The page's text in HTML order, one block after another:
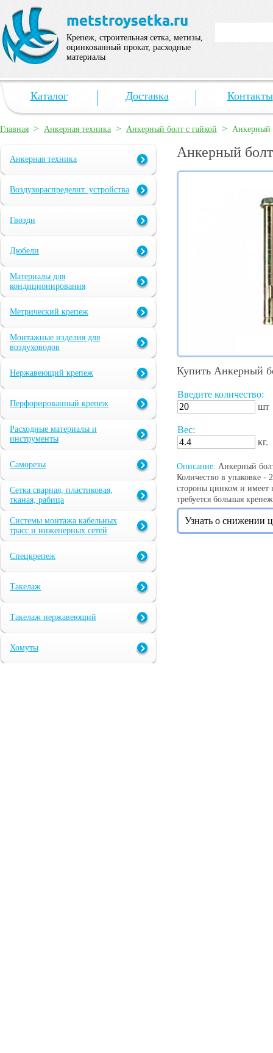
Крепеж, строительная сетка, метизы,
оцинкованный прокат, расходные
материалы
Каталог Доставка Контакты
Главная > Анкерная техника > Анкерный болт с гайкой > Анкерный
Анкерная техника
Воздухораспределит. устройства
Гвозди
Дюбели
Материалы для
кондиционирования
Метрический крепеж
Монтажные изделия для
воздуховодов
Нержавеющий крепеж
Перфорированный крепеж
Расходные материалы и
инструменты
Саморезы
Сетка сварная, пластиковая,
тканая, рабица
Системы монтажа кабельных
трасс и инженерных сетей
Спецкрепеж
Такелаж
Такелаж нержавеющий
Хомуты
Анкерный
Купить Анкерный
Введите количество:
шт
Вес:
кг.
Описание: Анкерный
Количество в упаковке
стороны цинком и имеет
требуется большая
Узнать о снижении